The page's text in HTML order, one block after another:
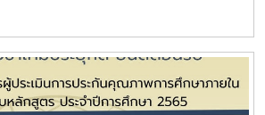
ยาลัยแม่โจ้ ประธานกรรมการฯผศ.ดร.
ะเทคโนโลยีการประมงและทรัพยาฯ
รรมการฯผศ.ดร. บัวเรียม มณีวรรณ์ คณะ
โลยี มหาวิทยาลัยแม่โจ้ กรรมการฯคุณ